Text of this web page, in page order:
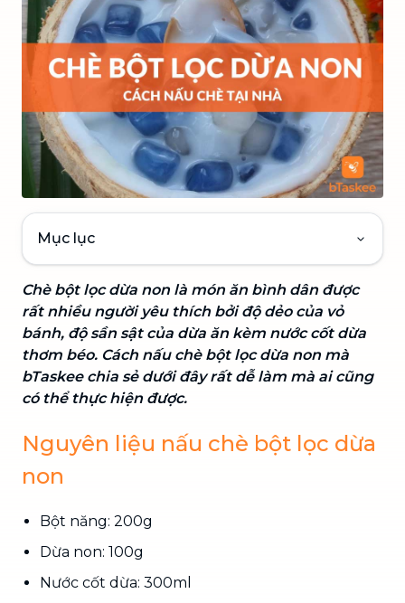
Mục lục
Chè bột lọc dừa non là món ăn bình dân được
rất nhiều người yêu thích bởi độ dẻo của vỏ
bánh, độ sần sật của dừa ăn kèm nước cốt dừa
thơm béo. Cách nấu chè bột lọc dừa non mà
bTaskee chia sẻ dưới đây rất dễ làm mà ai cũng
có thể thực hiện được.
Nguyên liệu nấu chè bột lọc dừa
non
Bột năng: 200g
Dừa non: 100g
Nước cốt dừa: 300ml